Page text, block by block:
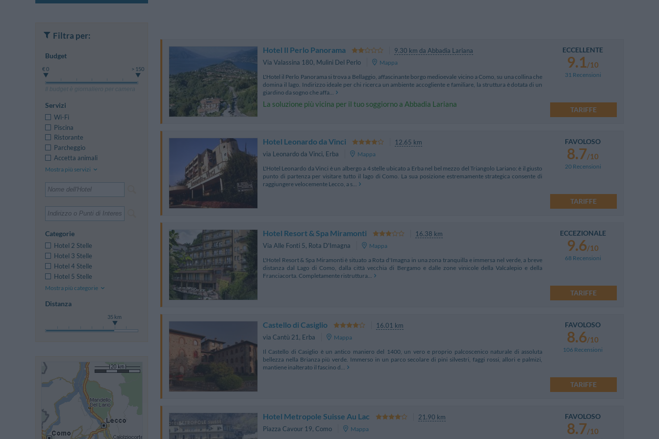
Hotel Il Perlo Panorama
9.30 km da Abbadia Lariana
Via Valassina 180, Mulini Del Perlo
Mappa
L'Hotel il Perlo Panorama si trova a Bellaggio, affascinante borgo medioevale vicino a Como, su una collina che
domina il lago. Indirizzo ideale per chi ricerca un ambiente accogliente e familiare, la struttura è dotata di un
giardino da sogno che affa...
La soluzione più vicina per il tuo soggiorno a Abbadia Lariana
ECCELLENTE
9.1/10
31 Recensioni
TARIFFE
Hotel Leonardo da Vinci
12.65 km
via Leonardo da Vinci, Erba
Mappa
L'Hotel Leonardo da Vinci è un albergo a 4 stelle ubicato a Erba nel bel mezzo del Triangolo Lariano: è il giusto
punto di partenza per visitare tutto il lago di Como. La sua posizione estremamente strategica consente di
raggiungere velocemente Lecco, a s...
FAVOLOSO
8.7/10
20 Recensioni
TARIFFE
Hotel Resort & Spa Miramonti
16.38 km
Via Alle Fonti 5, Rota D'Imagna
Mappa
L'Hotel Resort & Spa Miramonti è situato a Rota d'Imagna in una zona tranquilla e immersa nel verde, a breve
distanza dal Lago di Como, dalla città vecchia di Bergamo e dalle zone vinicole della Valcalepio e della
Franciacorta. Completamente ristruttura...
ECCEZIONALE
9.6/10
68 Recensioni
TARIFFE
Castello di Casiglio
16.01 km
via Cantù 21, Erba
Mappa
Il Castello di Casiglio è un antico maniero del 1400, un vero e proprio palcoscenico naturale di assoluta
bellezza nella Brianza più verde. Immerso in un parco secolare di pini silvestri, faggi rossi, allori e palmizi,
mantiene inalterato il fascino d...
FAVOLOSO
8.6/10
106 Recensioni
TARIFFE
Hotel Metropole Suisse Au Lac
21.90 km
Piazza Cavour 19, Como
Mappa
FAVOLOSO
8.7/10
Filtra per:
Budget
€ 0 > 150
Il budget è giornaliero per camera
Servizi
Wi-Fi
Piscina
Ristorante
Parcheggio
Accetta animali
Mostra più servizi
Categorie
Hotel 2 Stelle
Hotel 3 Stelle
Hotel 4 Stelle
Hotel 5 Stelle
Mostra più categorie
Distanza
35 km